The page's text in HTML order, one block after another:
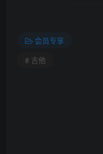
会员专享
# 吉他